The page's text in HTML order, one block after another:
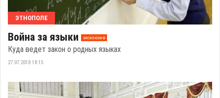
ЭТНОПОЛЕ
Война за языки эксклюзив
Куда ведет закон о родных языках
27.07.2018 18:15